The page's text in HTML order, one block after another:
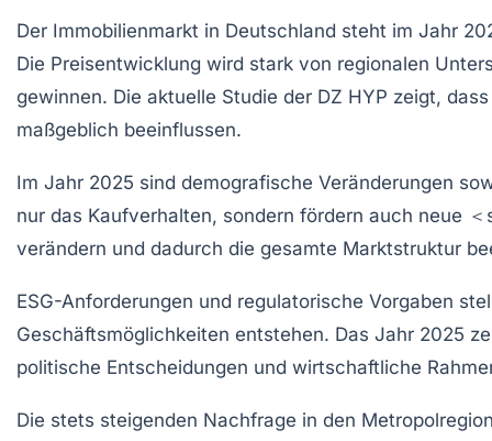
Der Immobilienmarkt in Deutschland steht im Jahr
Die Preisentwicklung wird stark von regionalen
gewinnen. Die aktuelle Studie der DZ HYP zeigt,
maßgeblich beeinflussen.
Im Jahr 2025 sind demografische Veränderungen
nur das Kaufverhalten, sondern fördern auch neue
verändern und dadurch die gesamte Marktstruktur
ESG-Anforderungen und regulatorische Vorgaben
Geschäftsmöglichkeiten entstehen. Das Jahr 2025
politische Entscheidungen und wirtschaftliche
Die stets steigenden Nachfrage in den